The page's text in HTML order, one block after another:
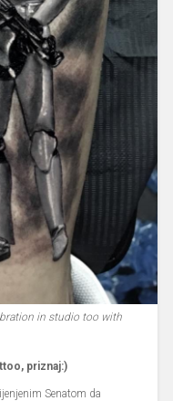
in studio too with
priznaj:)
Senatom da